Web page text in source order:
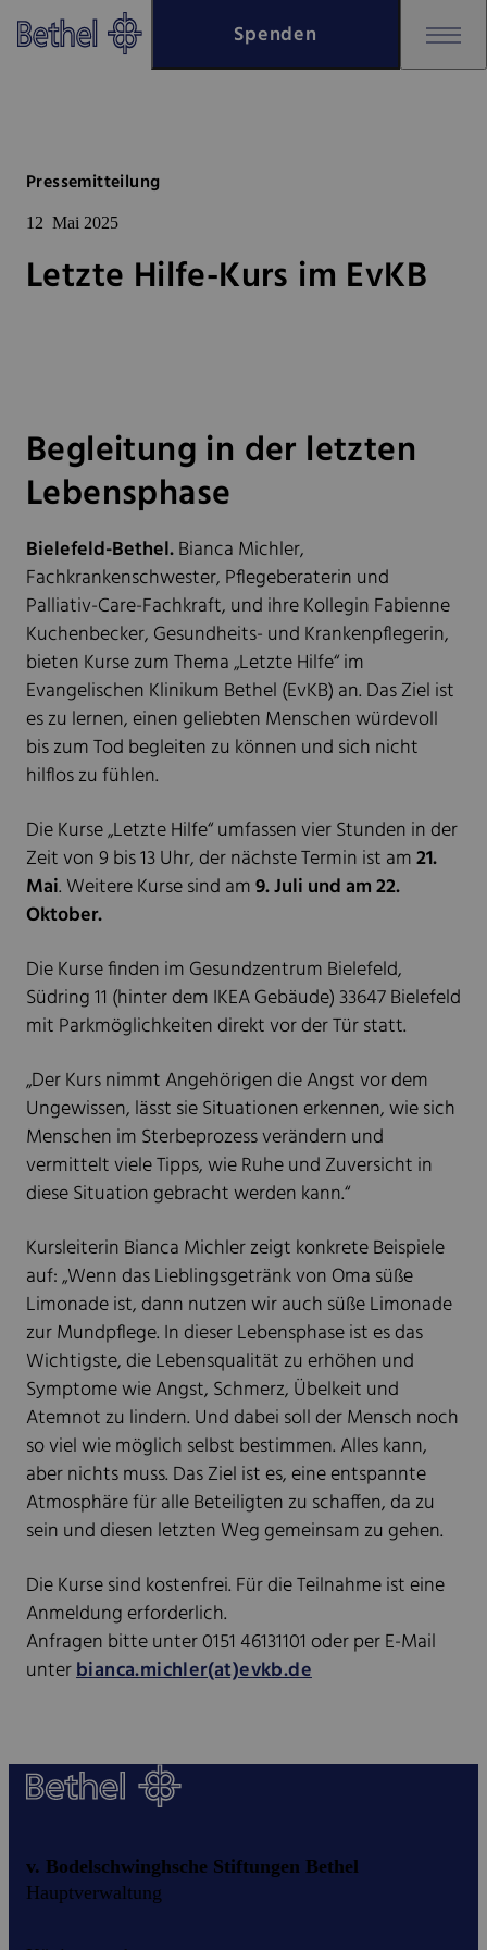
Zum Hauptinhalt springen
Zur Fußzeile springen
Spenden
Pressemitteilung
12 Mai 2025
Letzte Hilfe-Kurs im EvKB
Begleitung in der letzten
Lebensphase
Bielefeld-Bethel.Bianca Michler,
Fachkrankenschwester, Pflegeberaterin und
Palliativ-Care-Fachkraft, und ihre Kollegin Fabienne
Kuchenbecker, Gesundheits- und Krankenpflegerin,
bieten Kurse zum Thema „Letzte Hilfe“ im
Evangelischen Klinikum Bethel (EvKB) an. Das Ziel ist
es zu lernen, einen geliebten Menschen würdevoll
bis zum Tod begleiten zu können und sich nicht
hilflos zu fühlen.
Die Kurse „Letzte Hilfe“ umfassen vier Stunden in der
Zeit von 9 bis 13 Uhr, der nächste Termin ist am21.
Mai. Weitere Kurse sind am9. Juli und am 22.
Oktober.
Die Kurse finden im Gesundzentrum Bielefeld,
Südring 11 (hinter dem IKEA Gebäude) 33647 Bielefeld
mit Parkmöglichkeiten direkt vor der Tür statt.
„Der Kurs nimmt Angehörigen die Angst vor dem
Ungewissen, lässt sie Situationen erkennen, wie sich
Menschen im Sterbeprozess verändern und
vermittelt viele Tipps, wie Ruhe und Zuversicht in
diese Situation gebracht werden kann.“
Kursleiterin Bianca Michler zeigt konkrete Beispiele
auf: „Wenn das Lieblingsgetränk von Oma süße
Limonade ist, dann nutzen wir auch süße Limonade
zur Mundpflege. In dieser Lebensphase ist es das
Wichtigste, die Lebensqualität zu erhöhen und
Symptome wie Angst, Schmerz, Übelkeit und
Atemnot zu lindern. Und dabei soll der Mensch noch
so viel wie möglich selbst bestimmen. Alles kann,
aber nichts muss. Das Ziel ist es, eine entspannte
Atmosphäre für alle Beteiligten zu schaffen, da zu
sein und diesen letzten Weg gemeinsam zu gehen.
Die Kurse sind kostenfrei. Für die Teilnahme ist eine
Anmeldung erforderlich.
Anfragen bitte unter 0151 46131101 oder per E-Mail
unterbianca.michler(at)evkb.de
v. Bodelschwinghsche Stiftungen Bethel
Hauptverwaltung